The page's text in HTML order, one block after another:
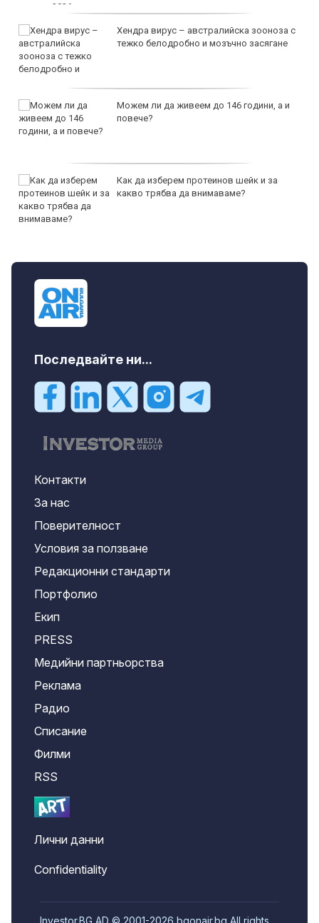
Хендра вирус – австралийска зооноза с
тежко белодробно и мозъчно засягане
Можем ли да живеем до 146 години, а и
повече?
Как да изберем протеинов шейк и за
какво трябва да внимаваме?
Последвайте ни...
Контакти
За нас
Поверителност
Условия за ползване
Редакционни стандарти
Портфолио
Екип
PRESS
Медийни партньорства
Реклама
Радио
Списание
Филми
RSS
Лични данни
Confidentiality